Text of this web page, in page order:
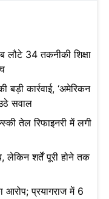
34 तकनीकी शिक्षा
बड़ी कार्रवाई, ‘अमेरिकन
सवाल
तेल रिफाइनरी में लगी
लेकिन शर्तें पूरी होने तक
आरोप; प्रयागराज में 6